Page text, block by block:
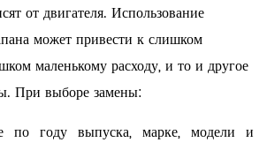
от двигателя. Использование
может привести к слишком
маленькому расходу, и то и другое
При выборе замены:
по году выпуска, марке, модели и